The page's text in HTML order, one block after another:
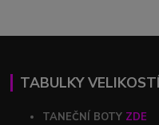
TABULKY VELIKOSTÍ
TANEČNÍ BOTY ZDE